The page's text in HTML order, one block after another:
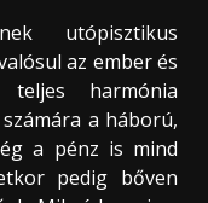
utópisztikus
az ember és
harmónia
a háború,
a pénz is mind
pedig bőven